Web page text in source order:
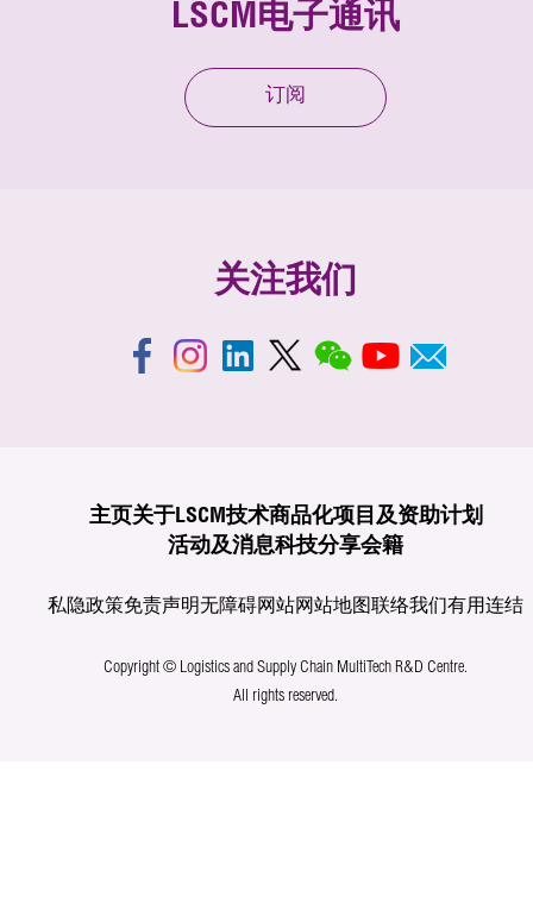
LSCM电子通讯
订阅
关注我们
主页关于LSCM技术商品化项目及资助计划
活动及消息科技分享会籍
私隐政策免责声明无障碍网站网站地图联络我们有用连结
Copyright © Logistics and Supply Chain MultiTech R&D Centre.
All rights reserved.